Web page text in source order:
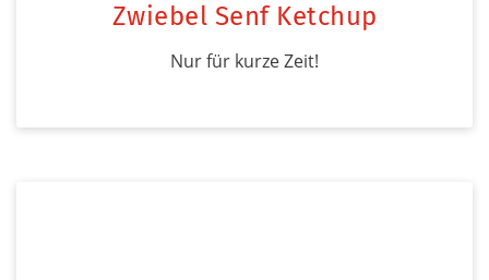
Zwiebel Senf Ketchup
Nur für kurze Zeit!